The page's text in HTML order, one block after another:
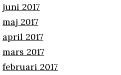
juni 2017
maj 2017
april 2017
mars 2017
februari 2017